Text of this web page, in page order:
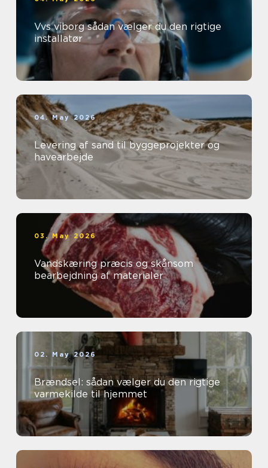
Vvs viborg sådan vælger du den rigtige
installatør
04. May 2026
Levering af sand til byggeprojekter og
havearbejde
03. May 2026
Vandskæring præcis og skånsom
bearbejdning af materialer
02. May 2026
Brændsel: sådan vælger du den rigtige
varmekilde til hjemmet